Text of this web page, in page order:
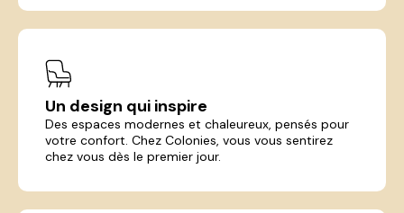
Un design qui inspire
Des espaces modernes et chaleureux, pensés pour
votre confort. Chez Colonies, vous vous sentirez
chez vous dès le premier jour.